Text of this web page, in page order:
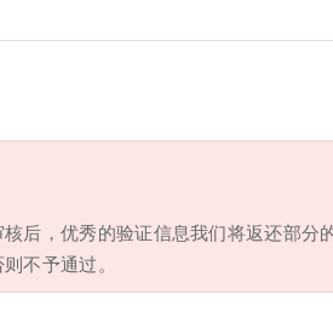
后，优秀的验证信息我们将返还部分的
不予通过。